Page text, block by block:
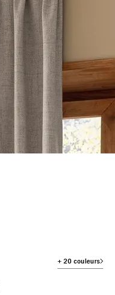
+ 20 couleurs